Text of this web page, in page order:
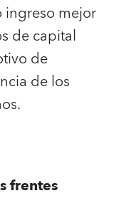
ingreso mejor
de capital
de
de los
frentes